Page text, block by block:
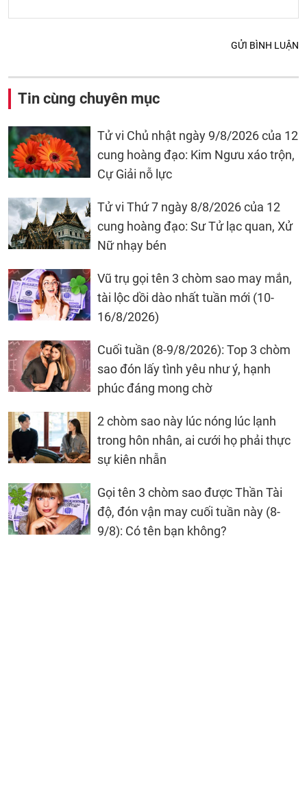
GỬI BÌNH LUẬN
Tin cùng chuyên mục
Tử vi Chủ nhật ngày 9/8/2026 của 12
cung hoàng đạo: Kim Ngưu xáo trộn,
Cự Giải nỗ lực
Tử vi Thứ 7 ngày 8/8/2026 của 12
cung hoàng đạo: Sư Tử lạc quan, Xử
Nữ nhạy bén
Vũ trụ gọi tên 3 chòm sao may mắn,
tài lộc dồi dào nhất tuần mới (10-
16/8/2026)
Cuối tuần (8-9/8/2026): Top 3 chòm
sao đón lấy tình yêu như ý, hạnh
phúc đáng mong chờ
2 chòm sao này lúc nóng lúc lạnh
trong hôn nhân, ai cưới họ phải thực
sự kiên nhẫn
Gọi tên 3 chòm sao được Thần Tài
độ, đón vận may cuối tuần này (8-
9/8): Có tên bạn không?